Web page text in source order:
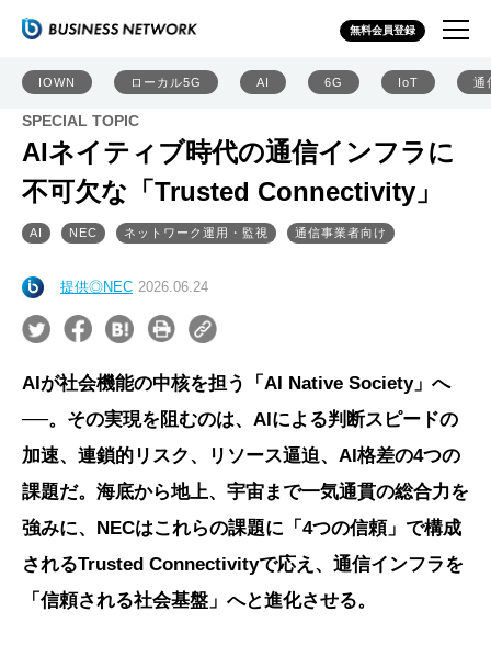
無料会員登録
IOWN ローカル5G AI 6G IoT 通
SPECIAL TOPIC
AIネイティブ時代の通信インフラに
不可欠な「Trusted Connectivity」
AI NEC ネットワーク運用・監視 通信事業者向け
提供◎NEC 2026.06.24
AIが社会機能の中核を担う「AI Native Society」へ
──。その実現を阻むのは、AIによる判断スピードの
加速、連鎖的リスク、リソース逼迫、AI格差の4つの
課題だ。海底から地上、宇宙まで一気通貫の総合力を
強みに、NECはこれらの課題に「4つの信頼」で構成
されるTrusted Connectivityで応え、通信インフラを
「信頼される社会基盤」へと進化させる。